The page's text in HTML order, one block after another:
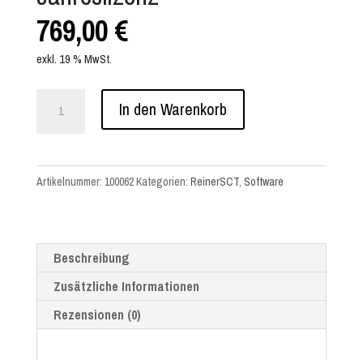
769,00€
exkl. 19 % MwSt.
10
Zeiterfassung
Jahreslizenz
Menge
In den Warenkorb
Artikelnummer: 100062Kategorien: ReinerSCT, Software
Beschreibung
Zusätzliche Informationen
Rezensionen (0)